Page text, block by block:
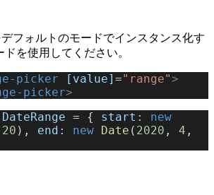
デフォルトのモードでインスタンス化す
を使用してください。
picker [value] ="range">
picker>
DateRange = { start:
new
20 ), end: new Date ( 2020 , 4